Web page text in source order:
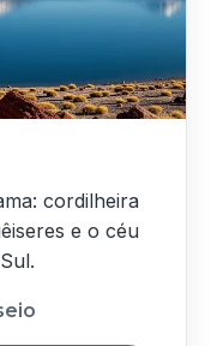
cordilheira
e o céu